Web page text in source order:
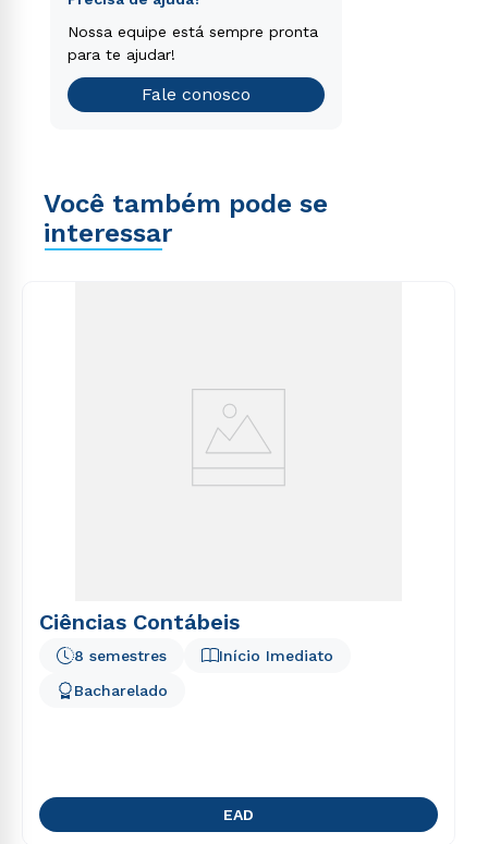
Encontre o curso de graduação
que é o ideal para você.
Teste vocacional
Nossa equipe está sempre pronta
para te ajudar!
Fale conosco
Você também pode se
interessar
Ciências Contábeis
Início Imediato
8 semestres
Bacharelado
EAD